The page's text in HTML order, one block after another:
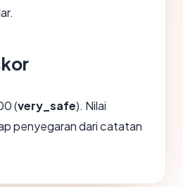
(very_safe). Nilai
penyegaran dari catatan